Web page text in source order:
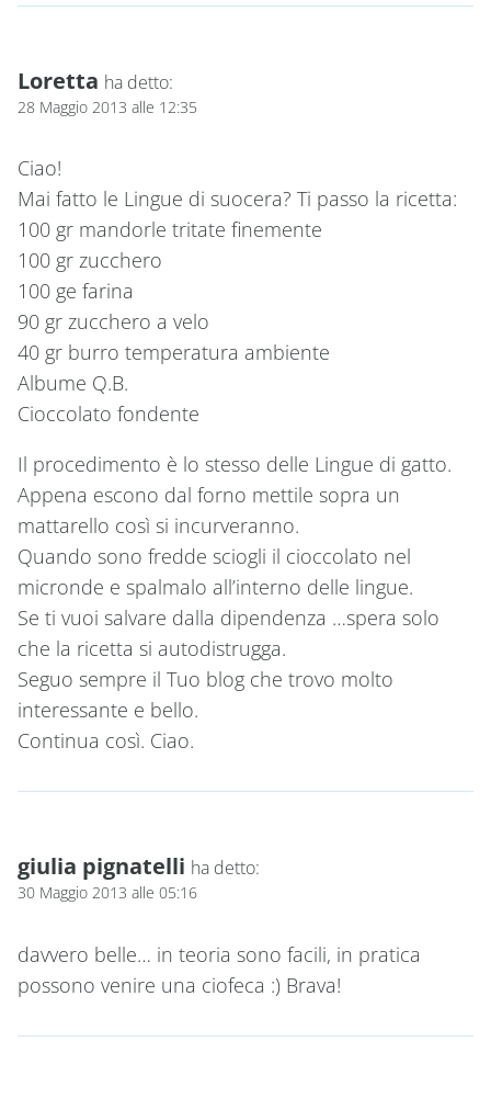
Loretta ha detto:
28 Maggio 2013 alle 12:35
Ciao!
Mai fatto le Lingue di suocera? Ti passo la ricetta:
100 gr mandorle tritate finemente
100 gr zucchero
100 ge farina
90 gr zucchero a velo
40 gr burro temperatura ambiente
Albume Q.B.
Cioccolato fondente
Il procedimento è lo stesso delle Lingue di gatto.
Appena escono dal forno mettile sopra un
mattarello così si incurveranno.
Quando sono fredde sciogli il cioccolato nel
micronde e spalmalo all’interno delle lingue.
Se ti vuoi salvare dalla dipendenza …spera solo
che la ricetta si autodistrugga.
Seguo sempre il Tuo blog che trovo molto
interessante e bello.
Continua così. Ciao.
giulia pignatelli ha detto:
30 Maggio 2013 alle 05:16
davvero belle… in teoria sono facili, in pratica
possono venire una ciofeca :) Brava!